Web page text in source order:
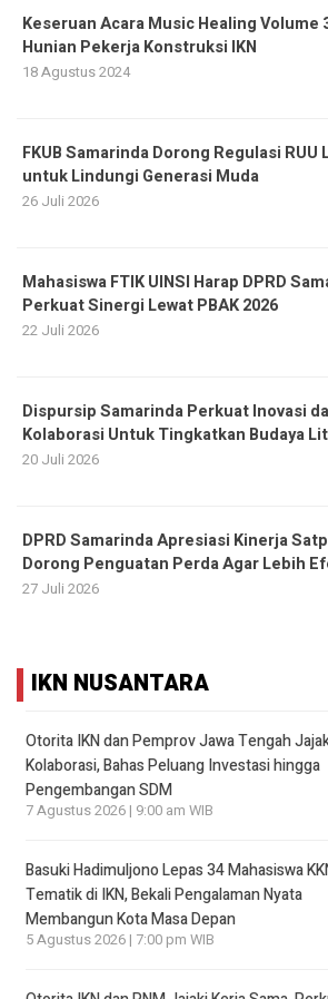
Keseruan Acara Music Healing Volume
Hunian Pekerja Konstruksi IKN
18 Agustus 2024
FKUB Samarinda Dorong Regulasi RUU
untuk Lindungi Generasi Muda
26 Juli 2026
Mahasiswa FTIK UINSI Harap DPRD
Perkuat Sinergi Lewat PBAK 2026
22 Juli 2026
Dispursip Samarinda Perkuat Inovasi
Kolaborasi Untuk Tingkatkan Budaya
20 Juli 2026
DPRD Samarinda Apresiasi Kinerja
Dorong Penguatan Perda Agar Lebih
27 Juli 2026
IKN NUSANTARA
Otorita IKN dan Pemprov Jawa Tengah
Kolaborasi, Bahas Peluang Investasi hingga
Pengembangan SDM
7 Agustus 2026 | 9:00 am WIB
Basuki Hadimuljono Lepas 34 Mahasiswa
Tematik di IKN, Bekali Pengalaman Nyata
Membangun Kota Masa Depan
5 Agustus 2026 | 7:00 pm WIB